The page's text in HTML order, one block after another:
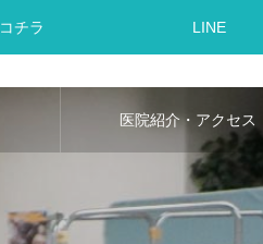
チラ LINE
医院紹介・アクセス